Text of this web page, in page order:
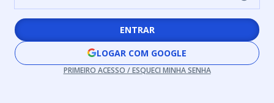
ENTRAR
LOGAR COM GOOGLE
PRIMEIRO ACESSO / ESQUECI MINHA SENHA